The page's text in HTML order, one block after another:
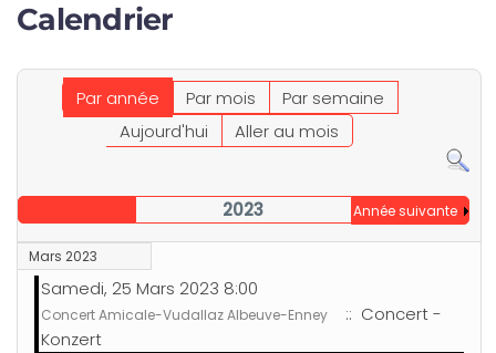
Calendrier
Par année Par mois
Par semaine
Aujourd'hui
Aller au mois
2023 Année suivante
Mars 2023
Samedi, 25 Mars 2023 8:00
Concert Amicale-Vudallaz Albeuve-Enney
:: Concert -
Konzert